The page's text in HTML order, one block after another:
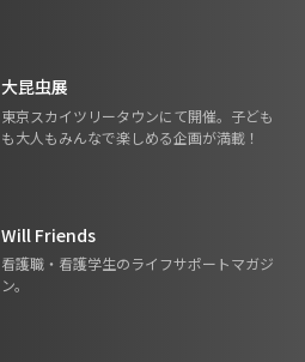
大昆虫展
東京スカイツリータウンにて開催。子ども
も大人もみんなで楽しめる企画が満載！
Will Friends
看護職・看護学生のライフサポートマガジ
ン。